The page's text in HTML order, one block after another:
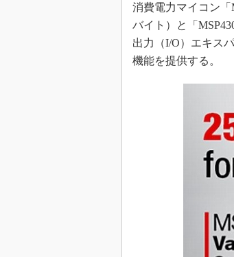
め
座
う変
編】
IoT
消費電力マイコン「
バイト）と「
出力（I/O）エキス
機能を提供する。